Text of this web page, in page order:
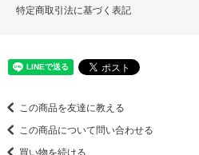
特定商取引法に基づく表記
この商品を友達に教える
この商品について問い合わせる
買い物を続ける